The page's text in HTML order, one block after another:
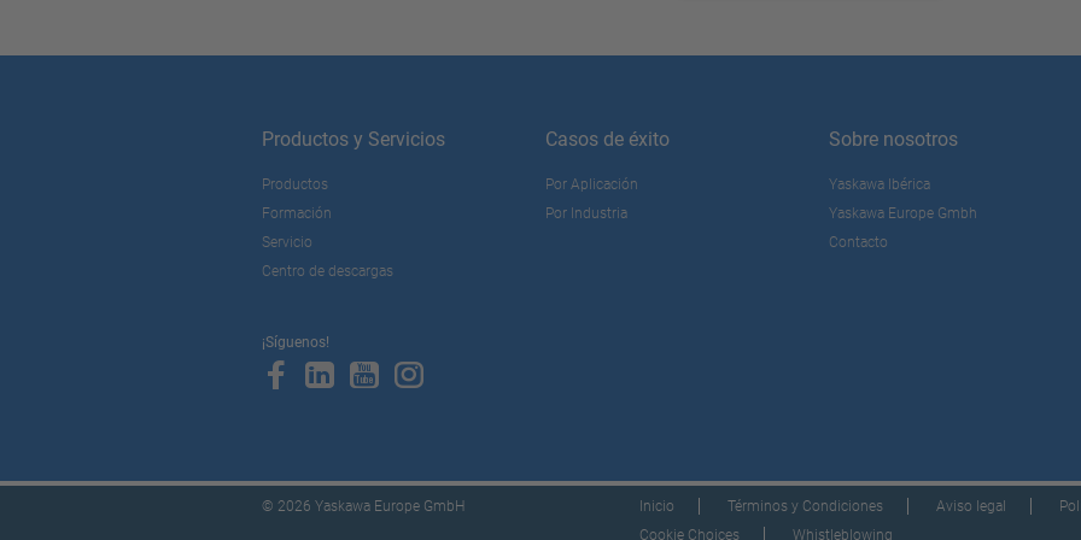
Productos y Servicios
Productos
Formación
Servicio
Centro de descargas
Casos de éxito
Por Aplicación
Por Industria
Sobre nosotros
Yaskawa Ibérica
Yaskawa Europe Gmbh
Contacto
¡Síguenos!
© 2026 Yaskawa Europe GmbH Inicio Términos y Condiciones Aviso legal
Cookie Choices
Whistleblowing